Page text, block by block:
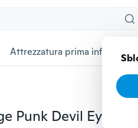
Attrezzatura prima infanzia